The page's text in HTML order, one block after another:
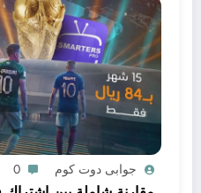
جوابى دوت كوم 0